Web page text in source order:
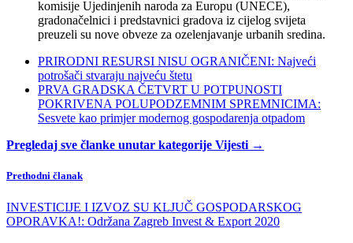
komisije Ujedinjenih naroda za Europu (UNECE),
gradonačelnici i predstavnici gradova iz cijelog svijeta
preuzeli su nove obveze za ozelenjavanje urbanih sredina.
PRIRODNI RESURSI NISU OGRANIČENI: Najveći
potrošači stvaraju najveću štetu
PRVA GRADSKA ČETVRT U POTPUNOSTI
POKRIVENA POLUPODZEMNIM SPREMNICIMA:
Sesvete kao primjer modernog gospodarenja otpadom
Pregledaj sve članke unutar kategorije Vijesti →
Prethodni članak
INVESTICIJE I IZVOZ SU KLJUČ GOSPODARSKOG
OPORAVKA!: Održana Zagreb Invest & Export 2020